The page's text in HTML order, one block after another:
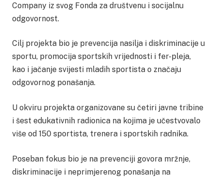
Company iz svog Fonda za društvenu i socijalnu
odgovornost.
Cilj projekta bio je prevencija nasilja i diskriminacije u
sportu, promocija sportskih vrijednosti i fer-pleja,
kao i jačanje svijesti mladih sportista o značaju
odgovornog ponašanja.
U okviru projekta organizovane su četiri javne tribine
i šest edukativnih radionica na kojima je učestvovalo
više od 150 sportista, trenera i sportskih radnika.
Poseban fokus bio je na prevenciji govora mržnje,
diskriminacije i neprimjerenog ponašanja na